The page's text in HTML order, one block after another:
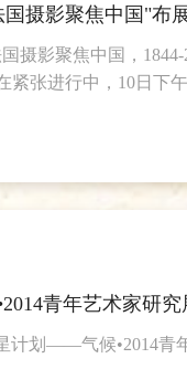
摄影聚焦中国"布
摄影聚焦中国，1844-
紧张进行中，10日下
于7月13日至8月10日
青年艺术家研究
计划——气候•2014青